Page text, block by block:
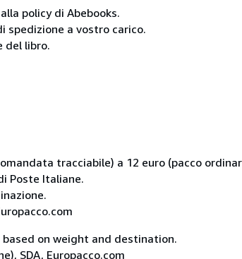
policy di Abebooks.
spedizione a vostro carico.
del libro.
tracciabile) a 12 euro (pacco
Poste Italiane.
on weight and destination.
SDA, Europacco.com